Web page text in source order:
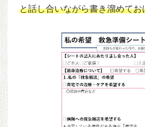
と話し合いながら書き溜めてお